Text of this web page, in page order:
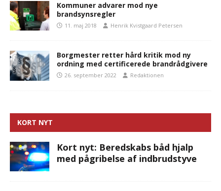
Kommuner advarer mod nye
brandsynsregler
11. maj 2018 Henrik Kvistgaard Petersen
Borgmester retter hård kritik mod ny
ordning med certificerede brandrådgivere
26. september 2022 Redaktionen
KORT NYT
Kort nyt: Beredskabs båd hjalp
med pågribelse af indbrudstyve